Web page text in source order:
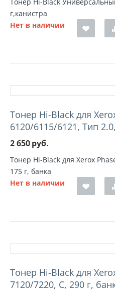
г,канистра
Нет в наличии
Тонер Hi-Black для
6120/6115/6121, Тип
2 650руб.
Тонер Hi-Black для Xerox
175 г, банка
Нет в наличии
Тонер Hi-Black для
7120/7220, C, 290 г,